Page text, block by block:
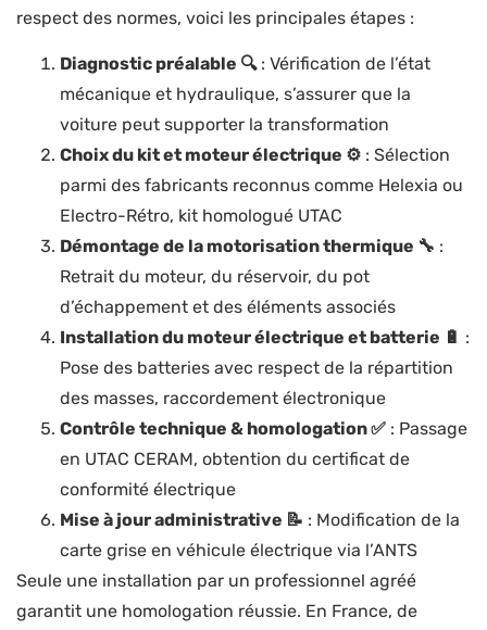
respect des normes, voici les principales étapes :
Diagnostic préalable 🔍: Vérification de l’état
mécanique et hydraulique, s’assurer que la
voiture peut supporter la transformation
Choix du kit et moteur électrique ⚙️ : Sélection
parmi des fabricants reconnus comme Helexia ou
Electro-Rétro, kit homologué UTAC
Démontage de la motorisation thermique 🔧 :
Retrait du moteur, du réservoir, du pot
d’échappement et des éléments associés
Installation du moteur électrique et batterie 🔋 :
Pose des batteries avec respect de la répartition
des masses, raccordement électronique
Contrôle technique & homologation ✅ : Passage
en UTAC CERAM, obtention du certificat de
conformité électrique
Mise à jour administrative 📝 : Modification de la
carte grise en véhicule électrique via l’ANTS
Seule une installation par un professionnel agréé
garantit une homologation réussie. En France, de